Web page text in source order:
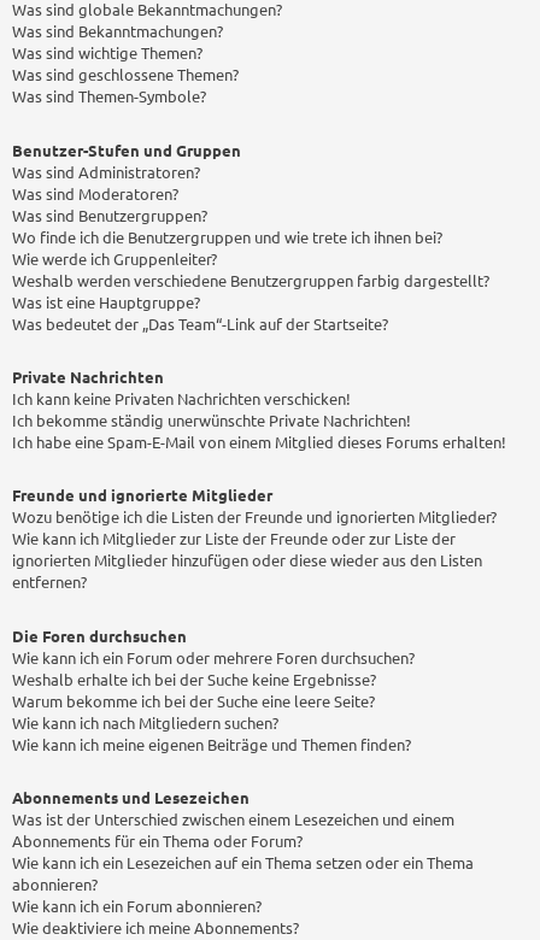
Was sind globale Bekanntmachungen?
Was sind Bekanntmachungen?
Was sind wichtige Themen?
Was sind geschlossene Themen?
Was sind Themen-Symbole?
Benutzer-Stufen und Gruppen
Was sind Administratoren?
Was sind Moderatoren?
Was sind Benutzergruppen?
Wo finde ich die Benutzergruppen und wie trete ich ihnen bei?
Wie werde ich Gruppenleiter?
Weshalb werden verschiedene Benutzergruppen farbig dargestellt?
Was ist eine Hauptgruppe?
Was bedeutet der „Das Team“-Link auf der Startseite?
Private Nachrichten
Ich kann keine Privaten Nachrichten verschicken!
Ich bekomme ständig unerwünschte Private Nachrichten!
Ich habe eine Spam-E-Mail von einem Mitglied dieses Forums erhalten!
Freunde und ignorierte Mitglieder
Wozu benötige ich die Listen der Freunde und ignorierten Mitglieder?
Wie kann ich Mitglieder zur Liste der Freunde oder zur Liste der
ignorierten Mitglieder hinzufügen oder diese wieder aus den Listen
entfernen?
Die Foren durchsuchen
Wie kann ich ein Forum oder mehrere Foren durchsuchen?
Weshalb erhalte ich bei der Suche keine Ergebnisse?
Warum bekomme ich bei der Suche eine leere Seite?
Wie kann ich nach Mitgliedern suchen?
Wie kann ich meine eigenen Beiträge und Themen finden?
Abonnements und Lesezeichen
Was ist der Unterschied zwischen einem Lesezeichen und einem
Abonnements für ein Thema oder Forum?
Wie kann ich ein Lesezeichen auf ein Thema setzen oder ein Thema
abonnieren?
Wie kann ich ein Forum abonnieren?
Wie deaktiviere ich meine Abonnements?